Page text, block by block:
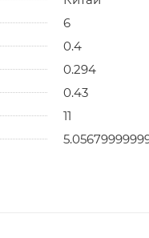
6
0.4
0.294
0.43
11